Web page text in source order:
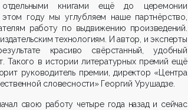
книгами ещё до церемонии
этом году мы углубляем наше партнёрство,
работу по выдвижению произведений.
технологиям. И автор, и эксперты
красиво свёрстанный, удобный
Такого в истории литературных премий ещё
руководитель премии, директор «Центра
словесности» Георгий Урушадзе.
свою работу четыре года назад и сейчас